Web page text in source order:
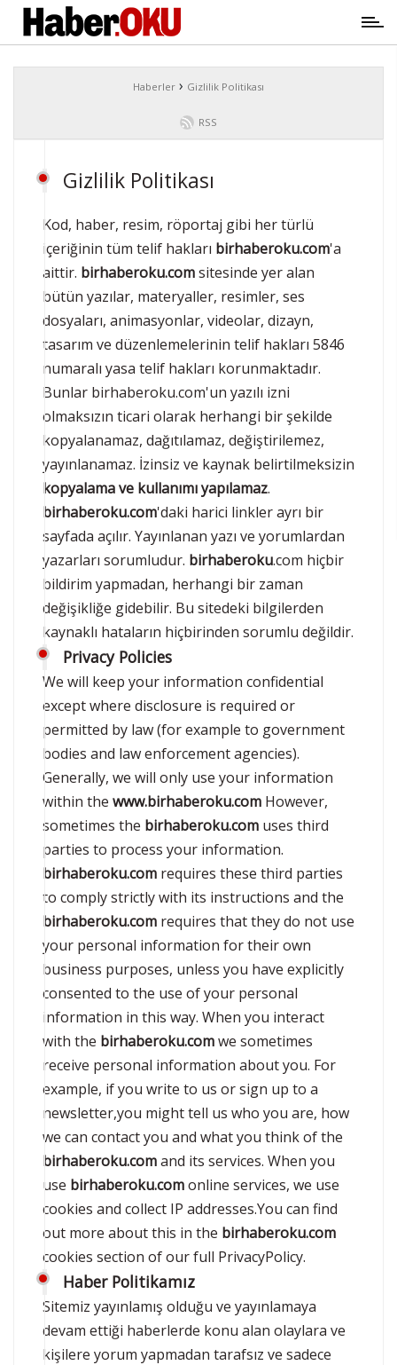
Haberler › Gizlilik Politikası
RSS
Gizlilik Politikası
Kod, haber, resim, röportaj gibi her türlü
içeriğinin tüm telif hakları birhaberoku.com'a
aittir. birhaberoku.comsitesinde yer alan
bütün yazılar, materyaller, resimler, ses
dosyaları, animasyonlar, videolar, dizayn,
tasarım ve düzenlemelerinin telif hakları 5846
numaralı yasa telif hakları korunmaktadır.
Bunlar birhaberoku.com'un yazılı izni
olmaksızın ticari olarak herhangi bir şekilde
kopyalanamaz, dağıtılamaz, değiştirilemez,
yayınlanamaz. İzinsiz ve kaynak belirtilmeksizin
kopyalama ve kullanımı yapılamaz.
birhaberoku.com'daki harici linkler ayrı bir
sayfada açılır. Yayınlanan yazı ve yorumlardan
yazarları sorumludur. birhaberoku.com hiçbir
bildirim yapmadan, herhangi bir zaman
değişikliğe gidebilir. Bu sitedeki bilgilerden
kaynaklı hataların hiçbirinden sorumlu değildir.
Privacy Policies
We will keep your information confidential
except where disclosure is required or
permitted by law (for example to government
bodies and law enforcement agencies).
Generally, we will only use your information
within the www.birhaberoku.com However,
sometimes the birhaberoku.com uses third
parties to process your information.
birhaberoku.com requires these third parties
to comply strictly with its instructions and the
birhaberoku.com requires that they do not use
your personal information for their own
business purposes, unless you have explicitly
consented to the use of your personal
information in this way. When you interact
with the birhaberoku.comwe sometimes
receive personal information about you. For
example, if you write to us or sign up to a
newsletter,you might tell us who you are, how
we can contact you and what you think of the
birhaberoku.comand its services. When you
use birhaberoku.comonline services, we use
cookies and collect IP addresses.You can find
out more about this in the birhaberoku.com
cookies section of our full PrivacyPolicy.
Haber Politikamız
Sitemiz yayınlamış olduğu ve yayınlamaya
devam ettiği haberlerde konu alan olaylara ve
kişilere yorum yapmadan tarafsız ve sadece